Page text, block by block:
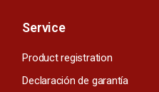
Service
Product registration
Declaración de garantía